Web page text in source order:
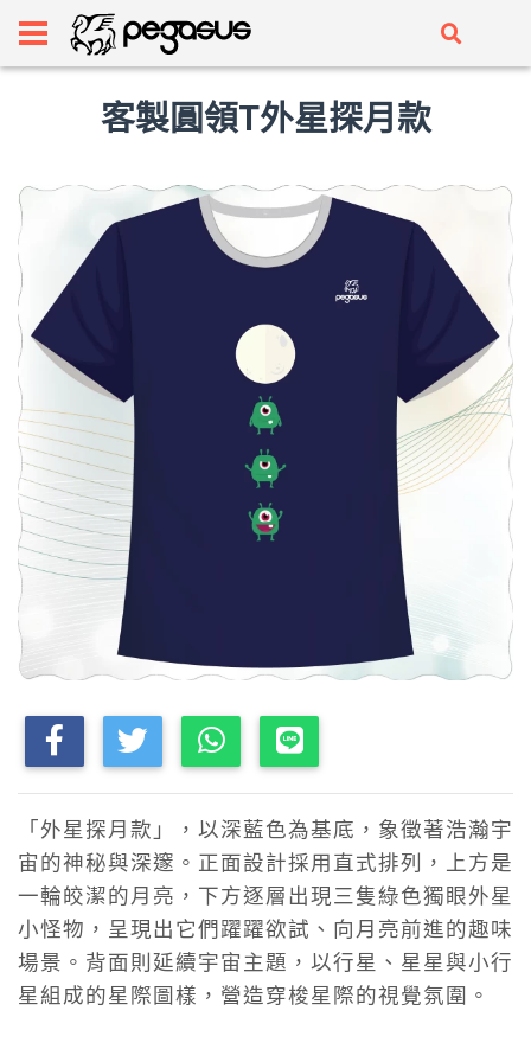
客製圓領T外星探月款
「外星探月款」，以深藍色為基底，象徵著浩瀚宇
宙的神秘與深邃。正面設計採用直式排列，上方是
一輪皎潔的月亮，下方逐層出現三隻綠色獨眼外星
小怪物，呈現出它們躍躍欲試、向月亮前進的趣味
場景。背面則延續宇宙主題，以行星、星星與小行
星組成的星際圖樣，營造穿梭星際的視覺氛圍。